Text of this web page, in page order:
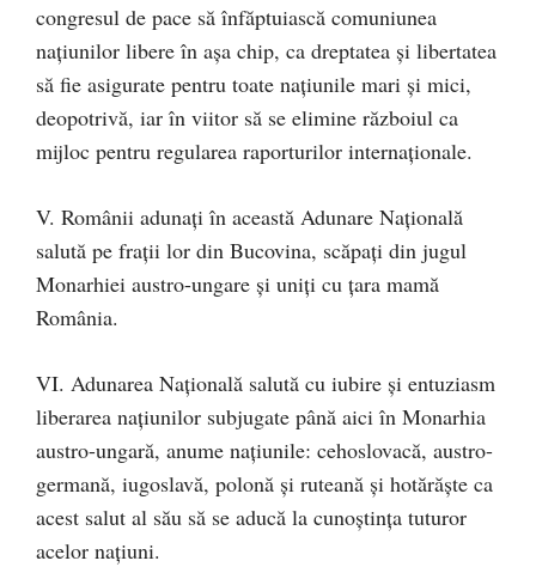
congresul de pace să înfăptuiască comuniunea
națiunilor libere în așa chip, ca dreptatea și libertatea
să fie asigurate pentru toate națiunile mari și mici,
deopotrivă, iar în viitor să se elimine războiul ca
mijloc pentru regularea raporturilor internaționale.
V. Românii adunați în această Adunare Națională
salută pe frații lor din Bucovina, scăpați din jugul
Monarhiei austro-ungare și uniți cu țara mamă
România.
VI. Adunarea Națională salută cu iubire și entuziasm
liberarea națiunilor subjugate până aici în Monarhia
austro-ungară, anume națiunile: cehoslovacă, austro-
germană, iugoslavă, polonă și ruteană și hotărăște ca
acest salut al său să se aducă la cunoștința tuturor
acelor națiuni.